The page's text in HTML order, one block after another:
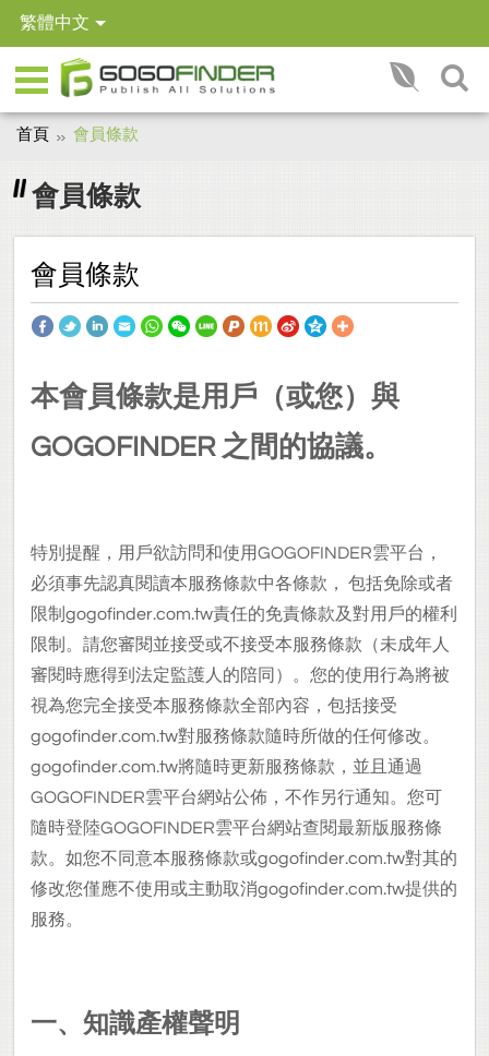
繁體中文
首頁 會員條款
會員條款
會員條款
本會員條款是用戶（或您）與
GOGOFINDER 之間的協議。
特別提醒，用戶欲訪問和使用GOGOFINDER雲平台，
必須事先認真閱讀本服務條款中各條款， 包括免除或者
限制gogofinder.com.tw責任的免責條款及對用戶的權利
限制。請您審閱並接受或不接受本服務條款（未成年人
審閱時應得到法定監護人的陪同）。您的使用行為將被
視為您完全接受本服務條款全部內容，包括接受
gogofinder.com.tw對服務條款隨時所做的任何修改。
gogofinder.com.tw將隨時更新服務條款，並且通過
GOGOFINDER雲平台網站公佈，不作另行通知。您可
隨時登陸GOGOFINDER雲平台網站查閱最新版服務條
款。如您不同意本服務條款或gogofinder.com.tw對其的
修改您僅應不使用或主動取消gogofinder.com.tw提供的
服務。
一、知識產權聲明